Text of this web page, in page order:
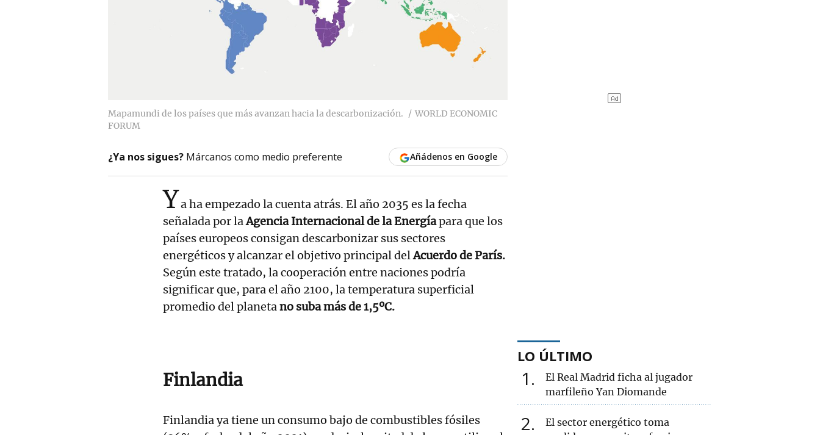
Mapamundi de los países que más avanzan hacia la descarbonización.
WORLD ECONOMIC
FORUM
¿Ya nos sigues? Márcanos como medio preferente Añádenos en Google
Ya ha empezado la cuenta atrás. El año 2035 es la fecha
señalada por laAgencia Internacional de la Energíapara que los
países europeos consigan descarbonizar sus sectores
energéticos y alcanzar el objetivo principal delAcuerdo de París.
Según este tratado, la cooperación entre naciones podría
significar que, para el año 2100, la temperatura superficial
promedio del planetano suba más de 1,5ºC.
Finlandia
Finlandia ya tiene un consumo bajo de combustibles fósiles
LO ÚLTIMO
1
El Real Madrid ficha al jugador
marfileño Yan Diomande
2
El sector energético toma